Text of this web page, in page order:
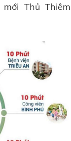
Thủ Thiêm